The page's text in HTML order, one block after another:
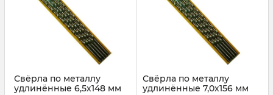
Свёрла по металлу
удлинённые 6,5х148 мм
Свёрла по металлу
удлинённые 7,0х156 мм